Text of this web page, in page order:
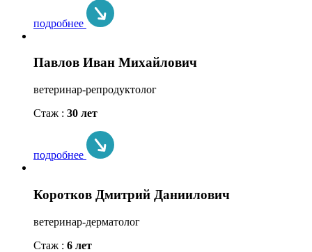
подробнее
Павлов Иван Михайлович
ветеринар-репродуктолог
Стаж : 30 лет
подробнее
Коротков Дмитрий Даниилович
ветеринар-дерматолог
Стаж : 6 лет